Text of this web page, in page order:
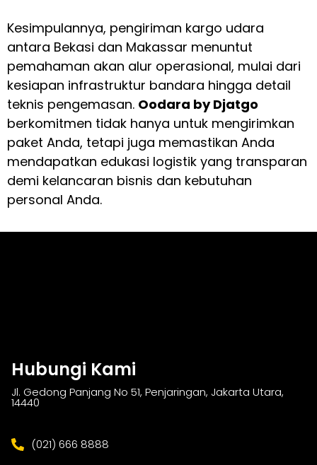
Kesimpulannya, pengiriman kargo udara
antara Bekasi dan Makassar menuntut
pemahaman akan alur operasional, mulai dari
kesiapan infrastruktur bandara hingga detail
teknis pengemasan. Oodara by Djatgo
berkomitmen tidak hanya untuk mengirimkan
paket Anda, tetapi juga memastikan Anda
mendapatkan edukasi logistik yang transparan
demi kelancaran bisnis dan kebutuhan
personal Anda.
Hubungi Kami
Jl. Gedong Panjang No 51, Penjaringan, Jakarta Utara,
14440
(021) 666 8888